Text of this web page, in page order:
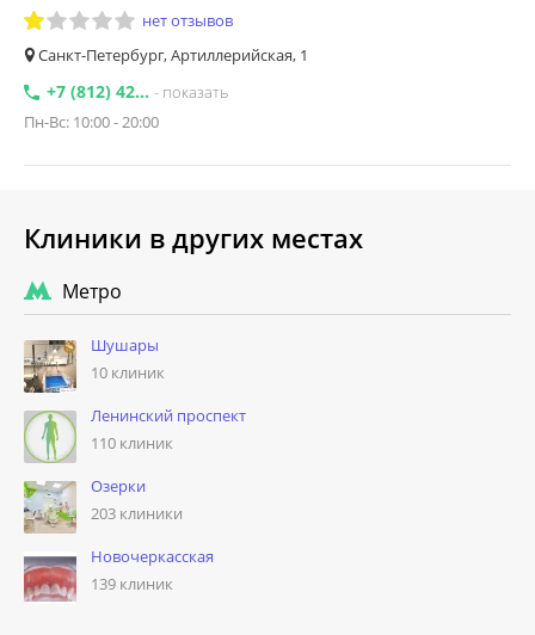
нет отзывов
Санкт-Петербург, Артиллерийская, 1
+7 (812) 42... - показать
Пн-Вс: 10:00 - 20:00
Клиники в других местах
Метро
Шушары
10 клиник
Ленинский проспект
110 клиник
Озерки
203 клиники
Новочеркасская
139 клиник